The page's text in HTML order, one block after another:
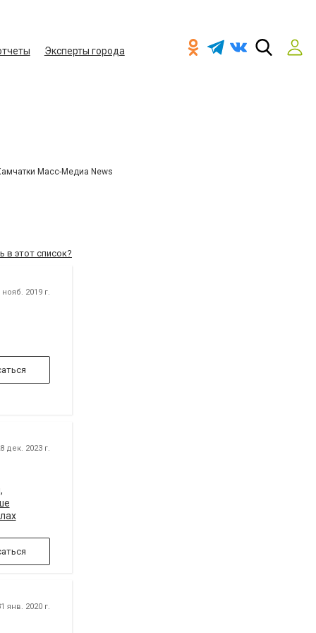
Эксперты города
Масс-Медиа News
в этот список?
2019 г.
дек. 2023 г.
янв. 2020 г.